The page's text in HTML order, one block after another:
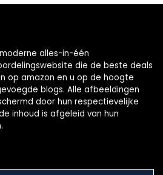
alles-in-één
die de beste deals
op amazon en u op de hoogte
blogs. Alle afbeeldingen
door hun respectievelijke
inhoud is afgeleid van hun